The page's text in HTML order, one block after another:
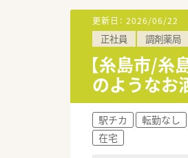
更新日： 2026/06/22
正社員 調剤薬局
【糸島市/糸
のようなお
駅チカ 転勤なし
在宅